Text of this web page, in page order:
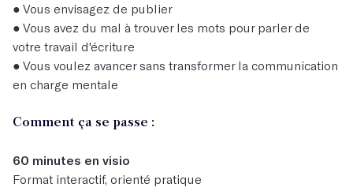
● Vous envisagez de publier
● Vous avez du mal à trouver les mots pour parler de
votre travail d'écriture
● Vous voulez avancer sans transformer la communication
en charge mentale
Comment ça se passe :
60 minutes en visio
Format interactif, orienté pratique